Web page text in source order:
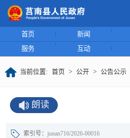
首页 新闻
服务
互动
当前位置: 首页 > 公开 > 公告公示
朗读
索引号： junan716/2026-00016